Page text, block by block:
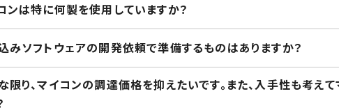
ンは特に何製を使用していますか？
みソフトウェアの開発依頼で準備するものはありますか？
限り、マイコンの調達価格を抑えたいです。また、入手性も考え